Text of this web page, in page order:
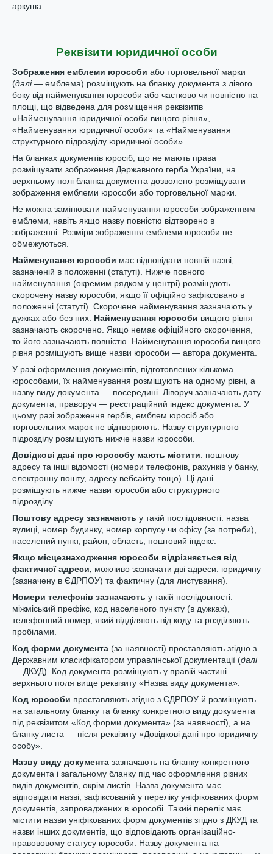
аркуша.
Реквізити юридичної особи
Зображення емблеми юрособи або торговельної марки
(далі— емблема) розміщують на бланку документа з лівого
боку від найменування юрособи або частково чи повністю на
площі, що відведена для розміщення реквізитів
«Найменування юридичної особи вищого рівня»,
«Найменування юридичної особи» та «Найменування
структурного підрозділу юридичної особи».
На бланках документів юросіб, що не мають права
розміщувати зображення Державного герба України, на
верхньому полі бланка документа дозволено розміщувати
зображення емблеми юрособи або торговельної марки.
Не можна замінювати найменування юрособи зображенням
емблеми, навіть якщо назву повністю відтворено в
зображенні. Розміри зображення емблеми юрособи не
обмежуються.
Найменування юрособи має відповідати повній назві,
зазначеній в положенні (статуті). Нижче повного
найменування (окремим рядком у центрі) розміщують
скорочену назву юрособи, якщо її офіційно зафіксовано в
положенні (статуті). Скорочене найменування зазначають у
дужках або без них. Найменування юрособи вищого рівня
зазначають скорочено. Якщо немає офіційного скорочення,
то його зазначають повністю. Найменування юрособи вищого
рівня розміщують вище назви юрособи — автора документа.
У разі оформлення документів, підготовлених кількома
юрособами, їх найменування розміщують на одному рівні, а
назву виду документа — посередині. Ліворуч зазначають дату
документа, праворуч — реєстраційний індекс документа. У
цьому разі зображення гербів, емблем юросіб або
торговельних марок не відтворюють. Назву структурного
підрозділу розміщують нижче назви юрособи.
Довідкові дані про юрособу мають містити: поштову
адресу та інші відомості (номери телефонів, рахунків у банку,
електронну пошту, адресу вебсайту тощо). Ці дані
розміщують нижче назви юрособи або структурного
підрозділу.
Поштову адресу зазначають у такій послідовності: назва
вулиці, номер будинку, номер корпусу чи офісу (за потреби),
населений пункт, район, область, поштовий індекс.
Якщо місцезнаходження юрособи відрізняється від
фактичної адреси, можливо зазначати дві адреси: юридичну
(зазначену в ЄДРПОУ) та фактичну (для листування).
Номери телефонів зазначають у такій послідовності:
міжміський префікс, код населеного пункту (в дужках),
телефонний номер, який відділяють від коду та розділяють
пробілами.
Код форми документа (за наявності) проставляють згідно з
Державним класифікатором управлінської документації (далі
— ДКУД). Код документа розміщують у правій частині
верхнього поля вище реквізиту «Назва виду документа».
Код юрособи проставляють згідно з ЄДРПОУ й розміщують
на загальному бланку та бланку конкретного виду документа
під реквізитом «Код форми документа» (за наявності), а на
бланку листа — після реквізиту «Довідкові дані про юридичну
особу».
Назву виду документа зазначають на бланку конкретного
документа і загальному бланку під час оформлення різних
видів документів, окрім листів. Назва документа має
відповідати назві, зафіксованій у переліку уніфікованих форм
документів, запроваджених в юрособі. Такий перелік має
містити назви уніфікованих форм документів згідно з ДКУД та
назви інших документів, що відповідають організаційно-
правововому статусу юрособи. Назву документа на